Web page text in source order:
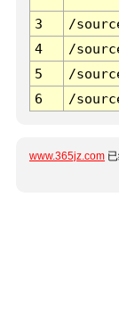
3 /
4
/
5
/
6
/
www.365jz.com